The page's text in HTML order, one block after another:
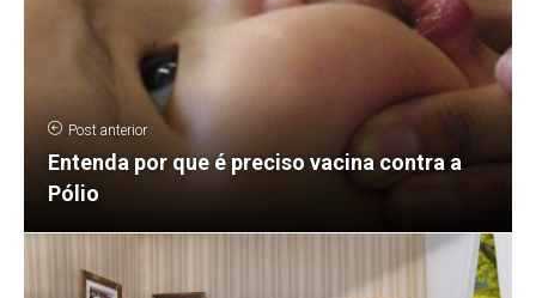
Post anterior
Entenda por que é preciso vacina contra a
Pólio